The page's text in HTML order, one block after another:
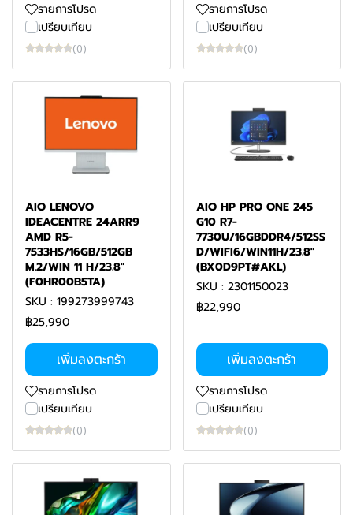
รายการโปรด
เปรียบเทียบ
(0)
รายการโปรด
เปรียบเทียบ
(0)
AIO LENOVO
IDEACENTRE 24ARR9
AMD R5-
7533HS/16GB/512GB
M.2/WIN 11 H/23.8"
(F0HR00B5TA)
SKU : 199273999743
฿25,990
เพิ่มลงตะกร้า
รายการโปรด
เปรียบเทียบ
(0)
AIO HP PRO ONE 245
G10 R7-
7730U/16GBDDR4/512SS
D/WIFI6/WIN11H/23.8"
(BX0D9PT#AKL)
SKU : 2301150023
฿22,990
เพิ่มลงตะกร้า
รายการโปรด
เปรียบเทียบ
(0)